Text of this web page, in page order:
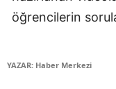
öğrencilerin
YAZAR: Haber Merkezi